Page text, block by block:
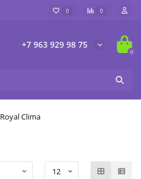
0 0
+7 963 929 98 75
0
Royal Clima